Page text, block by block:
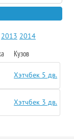
2013 2014
Кузов
Хэтчбек 5 дв.
Хэтчбек 3 дв.